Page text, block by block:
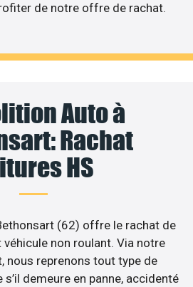
de notre offre de rachat.
Auto à
Rachat
HS
(62) offre le rachat de
non roulant. Via notre
nous reprenons tout type de
demeure en panne, accidenté